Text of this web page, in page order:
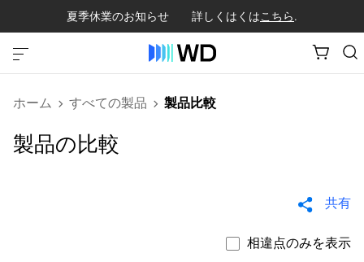
夏季休業のお知らせ 詳しくはくはこちら.
ホーム すべての製品 製品比較
製品の比較
共有
相違点のみを表示